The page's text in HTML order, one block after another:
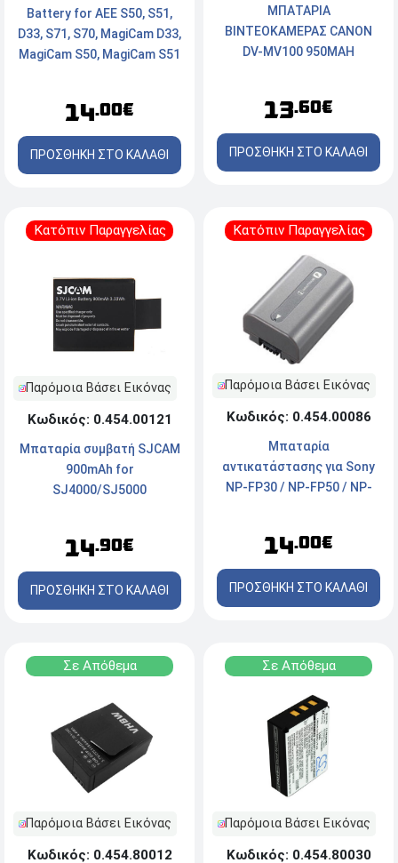
Battery for AEE S50, S51,
D33, S71, S70, MagiCam D33,
MagiCam S50, MagiCam S51
14.00€
ΠΡΟΣΘΗΚΗ ΣΤΟ ΚΑΛΑΘΙ
ΜΠΑΤΑΡΙΑ
ΒΙΝΤΕΟΚΑΜΕΡΑΣ CANON
DV-MV100 950MAH
13.60€
ΠΡΟΣΘΗΚΗ ΣΤΟ ΚΑΛΑΘΙ
Κατόπιν Παραγγελίας
Παρόμοια Βάσει Εικόνας
Κωδικός: 0.454.00121
Μπαταρία συμβατή SJCAM
900mAh for
SJ4000/SJ5000
14.90€
ΠΡΟΣΘΗΚΗ ΣΤΟ ΚΑΛΑΘΙ
Κατόπιν Παραγγελίας
Παρόμοια Βάσει Εικόνας
Κωδικός: 0.454.00086
Μπαταρία
αντικατάστασης για Sony
NP-FP30 / NP-FP50 / NP-
FP91 500mah 3.6wh
14.00€
ΠΡΟΣΘΗΚΗ ΣΤΟ ΚΑΛΑΘΙ
Σε Απόθεμα
Παρόμοια Βάσει Εικόνας
Κωδικός: 0.454.80012
Σε Απόθεμα
Παρόμοια Βάσει Εικόνας
Κωδικός: 0.454.80030